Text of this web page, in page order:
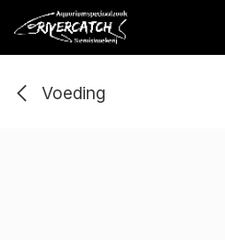
Overslaan naar inhoud
Voeding